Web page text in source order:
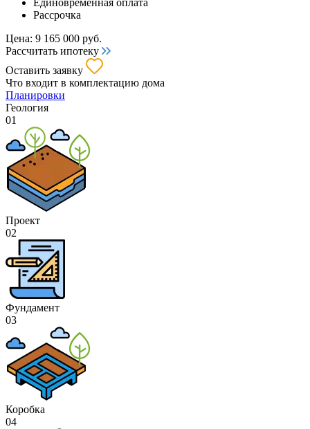
Единовременная оплата
Рассрочка
Цена: 9 165 000 руб.
Рассчитать ипотеку
Оставить заявку
Что входит в комплектацию дома
Планировки
Геология
01
Проект
02
Фундамент
03
Коробка
04